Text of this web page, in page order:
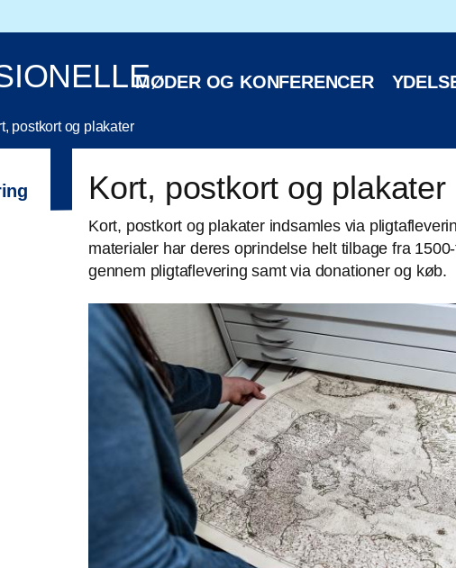
Det Kongelige Biblioteks hjemmeside
MØDER OG KONFERENCER
postkort og plakater
Kort, postkort og plakater
Kort, postkort og plakater indsamles via
materialer har deres oprindelse helt tilbage fra
gennem pligtaflevering samt via donationer og køb.